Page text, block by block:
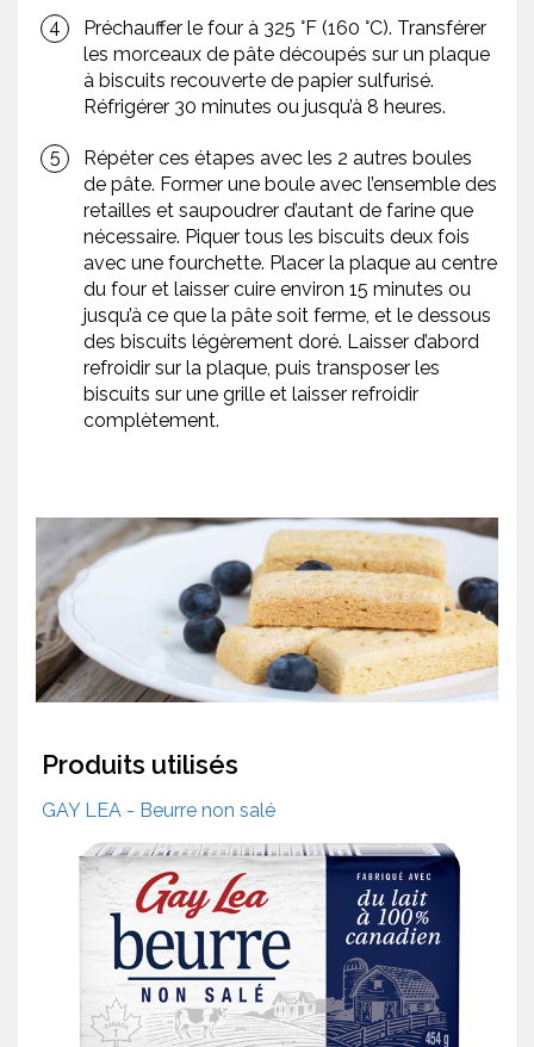
Préchauffer le four à 325 °F (160 °C). Transférer
les morceaux de pâte découpés sur un plaque
à biscuits recouverte de papier sulfurisé.
Réfrigérer 30 minutes ou jusqu’à 8 heures.
Répéter ces étapes avec les 2 autres boules
de pâte. Former une boule avec l’ensemble des
retailles et saupoudrer d’autant de farine que
nécessaire. Piquer tous les biscuits deux fois
avec une fourchette. Placer la plaque au centre
du four et laisser cuire environ 15 minutes ou
jusqu’à ce que la pâte soit ferme, et le dessous
des biscuits légèrement doré. Laisser d’abord
refroidir sur la plaque, puis transposer les
biscuits sur une grille et laisser refroidir
complètement.
Produits utilisés
GAY LEA - Beurre non salé